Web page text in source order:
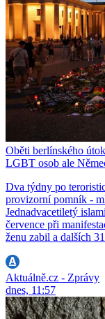
Oběti berlínského
LGBT osob ale
Dva týdny po
provizorní pomník -
Jednadvacetiletý
července při
ženu zabil a dalších
Aktuálně.cz - Zprávy
dnes, 11:57